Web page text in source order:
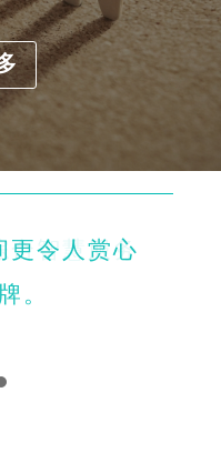
更令人赏心
。
合智慧服务